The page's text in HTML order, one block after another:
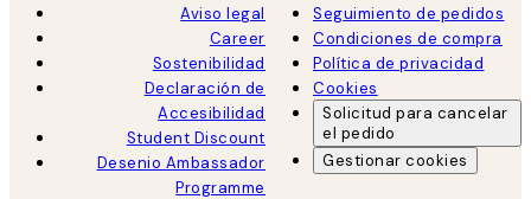
Aviso legal
Career
Sostenibilidad
Declaración de
Accesibilidad
Student Discount
Desenio Ambassador
Programme
Seguimiento de pedidos
Condiciones de compra
Política de privacidad
Cookies
Solicitud para cancelar
el pedido
Gestionar cookies